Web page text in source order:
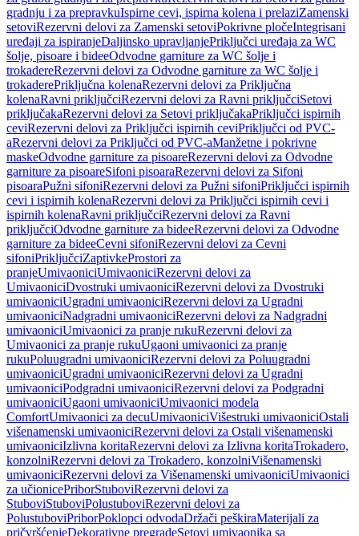
gradnju i za prepravkuIspirne cevi, ispirna kolena i prelaziZamenski
setoviRezervni delovi za Zamenski setoviPokrivne pločeIntegrisani
uređaji za ispiranjeDaljinsko upravljanjePriključci uređaja za WC
šolje, pisoare i bideeOdvodne garniture za WC šolje i
trokadereRezervni delovi za Odvodne garniture za WC šolje i
trokaderePriključna kolenaRezervni delovi za Priključna
kolenaRavni priključciRezervni delovi za Ravni priključciSetovi
priključakaRezervni delovi za Setovi priključakaPriključci ispirnih
ceviRezervni delovi za Priključci ispirnih ceviPriključci od PVC-
aRezervni delovi za Priključci od PVC-aManžetne i pokrivne
maskeOdvodne garniture za pisoareRezervni delovi za Odvodne
garniture za pisoareSifoni pisoaraRezervni delovi za Sifoni
pisoaraPužni sifoniRezervni delovi za Pužni sifoniPriključci ispirnih
cevi i ispirnih kolenaRezervni delovi za Priključci ispirnih cevi i
ispirnih kolenaRavni priključciRezervni delovi za Ravni
priključciOdvodne garniture za bideeRezervni delovi za Odvodne
garniture za bideeCevni sifoniRezervni delovi za Cevni
sifoniPriključciZaptivkeProstori za
pranjeUmivaoniciUmivaoniciRezervni delovi za
UmivaoniciDvostruki umivaoniciRezervni delovi za Dvostruki
umivaoniciUgradni umivaoniciRezervni delovi za Ugradni
umivaoniciNadgradni umivaoniciRezervni delovi za Nadgradni
umivaoniciUmivaonici za pranje rukuRezervni delovi za
Umivaonici za pranje rukuUgaoni umivaonici za pranje
rukuPoluugradni umivaoniciRezervni delovi za Poluugradni
umivaoniciUgradni umivaoniciRezervni delovi za Ugradni
umivaoniciPodgradni umivaoniciRezervni delovi za Podgradni
umivaoniciUgaoni umivaoniciUmivaonici modela
ComfortUmivaonici za decuUmivaoniciVišestruki umivaoniciOstali
višenamenski umivaoniciRezervni delovi za Ostali višenamenski
umivaoniciIzlivna koritaRezervni delovi za Izlivna koritaTrokadero,
konzolniRezervni delovi za Trokadero, konzolniVišenamenski
umivaoniciRezervni delovi za Višenamenski umivaoniciUmivaonici
za učionicePriborStuboviRezervni delovi za
StuboviStuboviPolustuboviRezervni delovi za
PolustuboviPriborPoklopci odvodaDržači peškiraMaterijali za
pričvršćenjeDekorativne pregradeSetovi umivaonika sa